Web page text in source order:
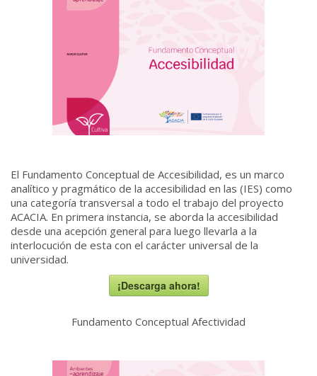
El Fundamento Conceptual de Accesibilidad, es un marco
analítico y pragmático de la accesibilidad en las (IES) como
una categoría transversal a todo el trabajo del proyecto
ACACIA. En primera instancia, se aborda la accesibilidad
desde una acepción general para luego llevarla a la
interlocución de esta con el carácter universal de la
universidad.
¡Descarga ahora!
Fundamento Conceptual Afectividad